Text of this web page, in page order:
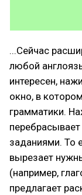
...Сейчас
любой
интересен,
окно, в
грамматики.
заданиями. То
вырезает
(например,
предлагает